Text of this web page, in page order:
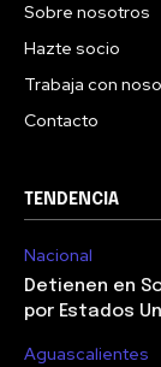
Sobre nosotros
Hazte socio
Trabaja con
Contacto
TENDENCIA
Nacional
Detienen en
por Estados
Aguascalientes